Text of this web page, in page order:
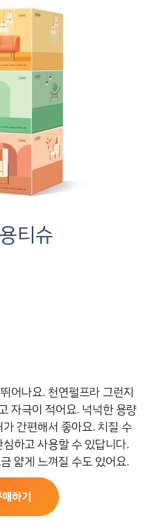
티슈
어나요. 천연펄프라 그런지
자극이 적어요. 넉넉한 용량
간편해서 좋아요. 치질 수
하고 사용할 수 있답니다.
얇게 느껴질 수도 있어요.
하기